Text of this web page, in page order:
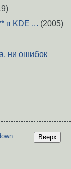
в KDE ... (2005)
ни ошибок
Вверх